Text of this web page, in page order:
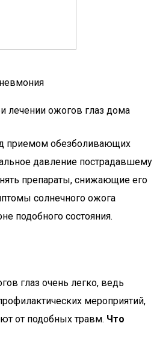
лечении ожогов глаз дома
приемом обезболивающих
давление пострадавшему
препараты, снижающие его
солнечного ожога
подобного состояния.
глаз очень легко, ведь
мероприятий,
от подобных травм. Что